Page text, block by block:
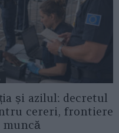
și azilul: decretul
cereri, frontiere
muncă